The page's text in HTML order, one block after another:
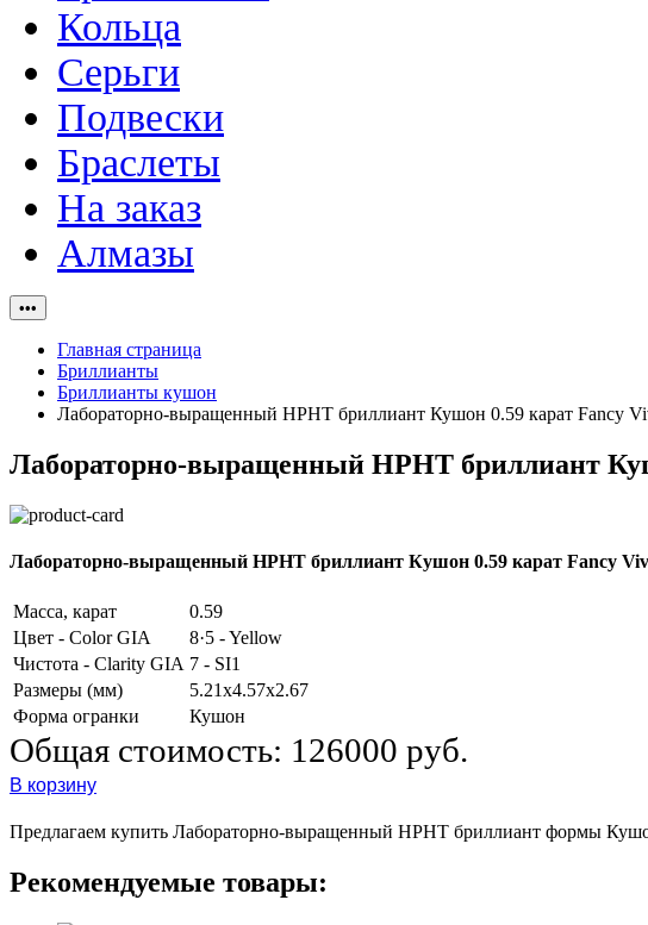
Кольца
Серьги
Подвески
Браслеты
На заказ
Алмазы
•••
Главная страница
Бриллианты
Бриллианты кушон
Лабораторно-выращенный HPHT бриллиант Кушон 0.59 карат Fancy
Лабораторно-выращенный HPHT бриллиант
Лабораторно-выращенный HPHT бриллиант Кушон 0.59 карат Fancy
Масса, карат
0.59
Цвет - Color GIA
8·5 - Yellow
Чистота - Clarity GIA 7 - SI1
Размеры (мм)
5.21x4.57x2.67
Форма огранки
Кушон
Общая стоимость: 126000 руб.
В корзину
Предлагаем купить Лабораторно-выращенный HPHT бриллиант формы
Рекомендуемые товары: